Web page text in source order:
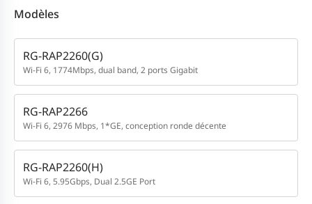
Modèles
RG-RAP2260(G)
Wi-Fi 6, 1774Mbps, dual band, 2 ports Gigabit
RG-RAP2266
Wi-Fi 6, 2976 Mbps, 1*GE, conception ronde décente
RG-RAP2260(H)
Wi-Fi 6, 5.95Gbps, Dual 2.5GE Port